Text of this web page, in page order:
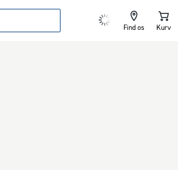
Find os Kurv